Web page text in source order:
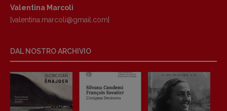
Valentina Marcoli
[valentina.marcoli@gmail. com]
DAL NOSTRO ARCHIVIO